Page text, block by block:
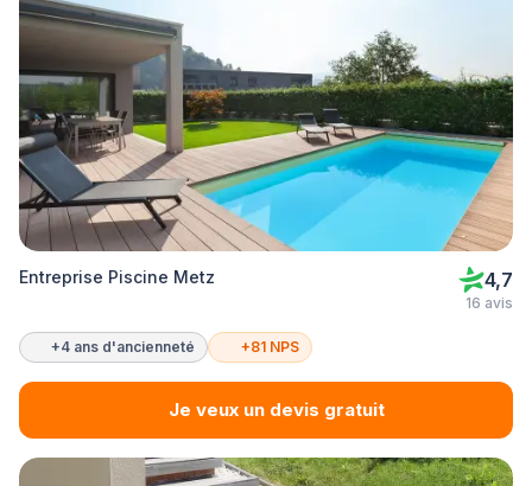
Entreprise Piscine Metz 4,7
16 avis
+4 ans d'ancienneté +81 NPS
Je veux un devis gratuit